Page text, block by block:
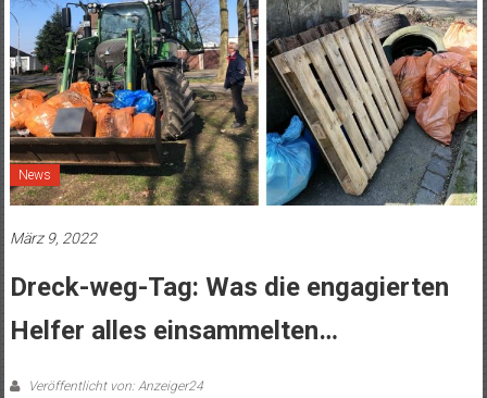
News
März 9, 2022
Dreck-weg-Tag: Was die engagierten
Helfer alles einsammelten…
Veröffentlicht von: Anzeiger24